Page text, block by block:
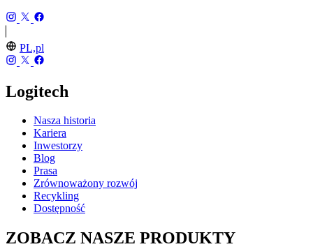
PL,pl
Logitech
Nasza historia
Kariera
Inwestorzy
Blog
Prasa
Zrównoważony rozwój
Recykling
Dostępność
ZOBACZ NASZE PRODUKTY